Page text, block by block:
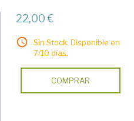
22,00 €
Sin Stock. Disponible en
7/10 días.
COMPRAR